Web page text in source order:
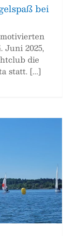
bei
Juni 2025,
die
statt. [...]